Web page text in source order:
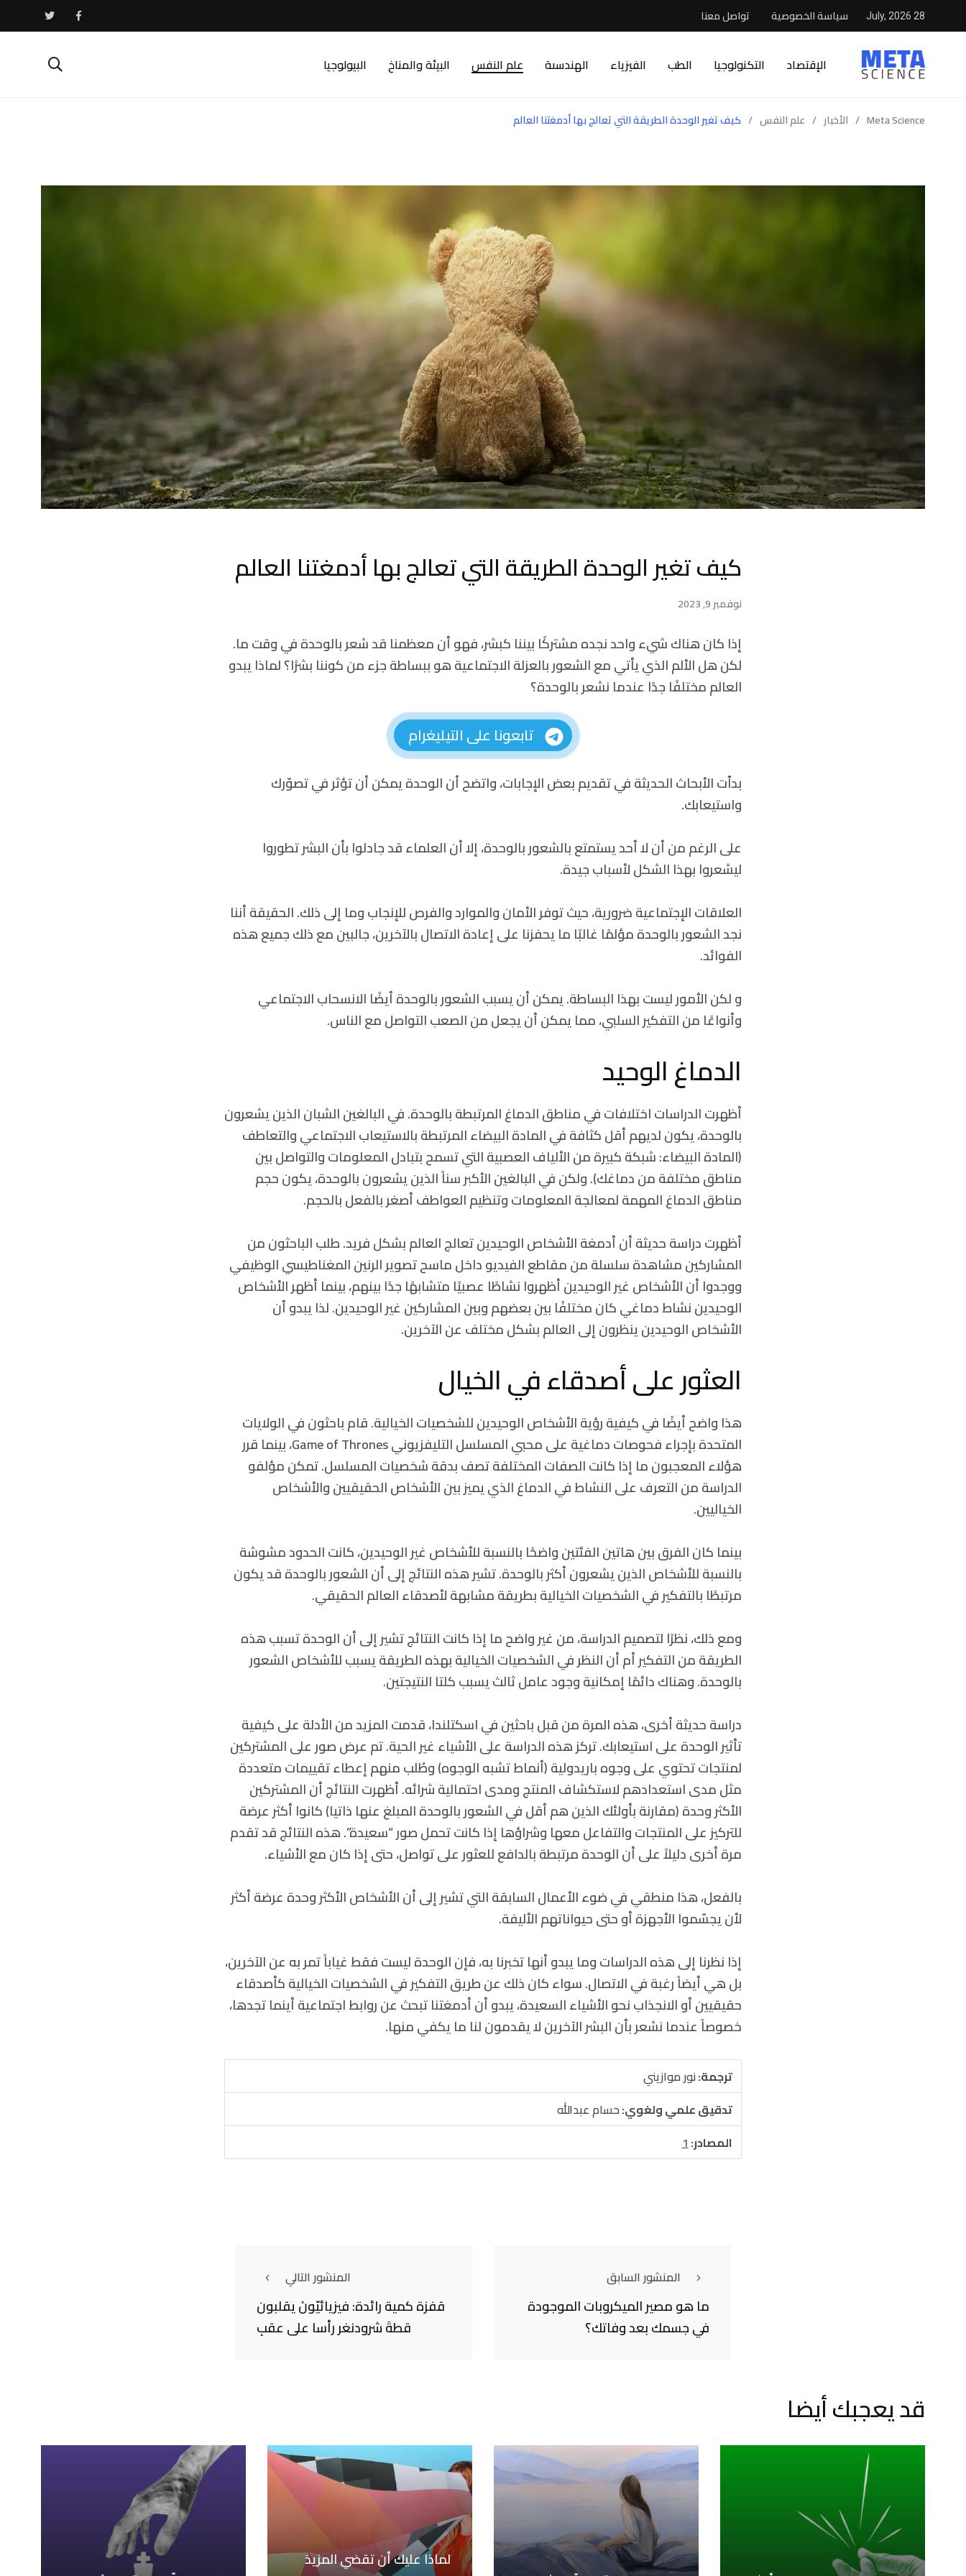
28 July, 2026 سياسة الخصوصية تواصل معنا
الإقتصاد التكنولوجيا الطب الفيزياء الهندسىة علم النفس البيئة والمناخ البيولوجيا
Meta Science
/ الأخبار / علم النفس / كيف تغير الوحدة الطريقة التي تعالج بها أدمغتنا العالم
كيف تغير الوحدة الطريقة التي تعالج بها أدمغتنا العالم
نوفمبر 9, 2023
إذا كان هناك شيء واحد نجده مشتركًا بيننا كبشر، فهو أن معظمنا قد شعر بالوحدة في وقت ما.
لكن هل الألم الذي يأتي مع الشعور بالعزلة الاجتماعية هو ببساطة جزء من كوننا بشرًا؟ لماذا يبدو
العالم مختلفًا جدًا عندما نشعر بالوحدة؟
تابعونا على التيليغرام
بدٱت الأبحاث الحديثة في تقديم بعض الإجابات، واتضح أن الوحدة يمكن أن تؤثر في تصوّرك
واستيعابك.
على الرغم من أن لا أحد يستمتع بالشعور بالوحدة، إلا أن العلماء قد جادلوا بأن البشر تطوروا
ليشعروا بهذا الشكل لأسباب جيدة.
العلاقات الإجتماعية ضرورية، حيث توفر الأمان والموارد والفرص للإنجاب وما إلى ذلك. الحقيقة أننا
نجد الشعور بالوحدة مؤلمًا غالبًا ما يحفزنا على إعادة الاتصال بالآخرين، جالبين مع ذلك جميع هذه
الفوائد.
و لكن الأمور ليست بهذا البساطة. يمكن أن يسبب الشعور بالوحدة أيضًا الانسحاب الاجتماعي
وأنواعًا من التفكير السلبي، مما يمكن أن يجعل من الصعب التواصل مع الناس.
الدماغ الوحيد
أظهرت الدراسات اختلافات في مناطق الدماغ المرتبطة بالوحدة. في البالغين الشبان الذين يشعرون
بالوحدة، يكون لديهم أقل كثافة في المادة البيضاء المرتبطة بالاستيعاب الاجتماعي والتعاطف
(المادة البيضاء: شبكة كبيرة من الألياف العصبية التي تسمح بتبادل المعلومات والتواصل بين
مناطق مختلفة من دماغك). ولكن في البالغين الأكبر سناً الذين يشعرون بالوحدة، يكون حجم
مناطق الدماغ المهمة لمعالجة المعلومات وتنظيم العواطف أصغر بالفعل بالحجم.
أظهرت دراسة حديثة أن أدمغة الأشخاص الوحيدين تعالج العالم بشكل فريد. طلب الباحثون من
المشاركين مشاهدة سلسلة من مقاطع الفيديو داخل ماسح تصوير الرنين المغناطيسي الوظيفي
ووجدوا أن الأشخاص غير الوحيدين أظهروا نشاطًا عصبيًا متشابهًا جدًا بينهم، بينما أظهر الأشخاص
الوحيدين نشاط دماغي كان مختلفًا بين بعضهم وبين المشاركين غير الوحيدين. لذا يبدو أن
الأشخاص الوحيدين ينظرون إلى العالم بشكل مختلف عن الآخرين.
العثور على أصدقاء في الخيال
هذا واضح أيضًا في كيفية رؤية الأشخاص الوحيدين للشخصيات الخيالية. قام باحثون في الولايات
المتحدة بإجراء فحوصات دماغية على محبي المسلسل التليفزيوني Game of Thrones، بينما قرر
هؤلاء المعجبون ما إذا كانت الصفات المختلفة تصف بدقة شخصيات المسلسل. تمكن مؤلفو
الدراسة من التعرف على النشاط في الدماغ الذي يميز بين الأشخاص الحقيقيين والأشخاص
الخياليين.
بينما كان الفرق بين هاتين الفئتين واضحًا بالنسبة للأشخاص غير الوحيدين، كانت الحدود مشوشة
بالنسبة للأشخاص الذين يشعرون أكثر بالوحدة. تشير هذه النتائج إلى أن الشعور بالوحدة قد يكون
مرتبطًا بالتفكير في الشخصيات الخيالية بطريقة مشابهة لأصدقاء العالم الحقيقي.
ومع ذلك، نظرًا لتصميم الدراسة، من غير واضح ما إذا كانت النتائج تشير إلى أن الوحدة تسبب هذه
الطريقة من التفكير أم أن النظر في الشخصيات الخيالية بهذه الطريقة يسبب للأشخاص الشعور
بالوحدة. وهناك دائمًا إمكانية وجود عامل ثالث يسبب كلتا النتيجتين.
دراسة حديثة أخرى، هذه المرة من قبل باحثين في اسكتلندا، قدمت المزيد من الأدلة على كيفية
تأثير الوحدة على استيعابك. تركز هذه الدراسة على الأشياء غير الحية. تم عرض صور على المشتركين
لمنتجات تحتوي على وجوه باريدولية (أنماط تشبه الوجوه) وطُلب منهم إعطاء تقييمات متعددة
مثل مدى استعدادهم لاستكشاف المنتج ومدى احتمالية شرائه. أظهرت النتائج أن المشتركين
الأكثر وحدة (مقارنة بأولئك الذين هم أقل في الشعور بالوحدة المبلغ عنها ذاتيا) كانوا أكثر عرضة
للتركيز على المنتجات والتفاعل معها وشراؤها إذا كانت تحمل صور “سعيدة”. هذه النتائج قد تقدم
مرة أخرى دليلاً على أن الوحدة مرتبطة بالدافع للعثور على تواصل، حتى إذا كان مع الأشياء.
بالفعل، هذا منطقي في ضوء الأعمال السابقة التي تشير إلى أن الأشخاص الأكثر وحدة عرضة أكثر
لأن يجسّموا الأجهزة أو حتى حيواناتهم الأليفة.
إذا نظرنا إلى هذه الدراسات وما يبدو أنها تخبرنا به، فإن الوحدة ليست فقط غياباً تمر به عن الآخرين،
بل هي أيضاً رغبة في الاتصال. سواء كان ذلك عن طريق التفكير في الشخصيات الخيالية كأصدقاء
حقيقيين أو الانجذاب نحو الأشياء السعيدة، يبدو أن أدمغتنا تبحث عن روابط اجتماعية أينما تجدها،
خصوصاً عندما نشعر بأن البشر الآخرين لا يقدمون لنا ما يكفي منها.
ترجمة:نور موازيني
تدقيق علمي ولغوي:حسام عبدالله
المصادر:1
المنشور السابق
ما هو مصير الميكروبات الموجودة
في جسمك بعد وفاتك؟
المنشور التالي
قفزة كمية رائدة: فيزيائيّونَ يقلبون
قطةَ شرودنغر رأسا على عقبِ
قد يعجبك أيضا
لماذا عليك أن تقضي المزيدَ